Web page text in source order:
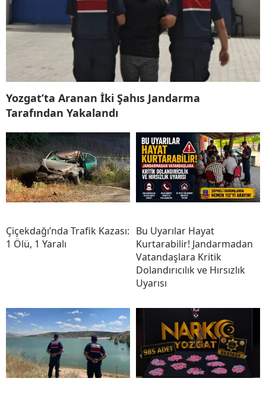
Yozgat’ta Aranan İki Şahıs Jandarma
Tarafından Yakalandı
Çiçekdağı’nda Trafik Kazası:
1 Ölü, 1 Yaralı
Bu Uyarılar Hayat
Kurtarabilir! Jandarmadan
Vatandaşlara Kritik
Dolandırıcılık ve Hırsızlık
Uyarısı